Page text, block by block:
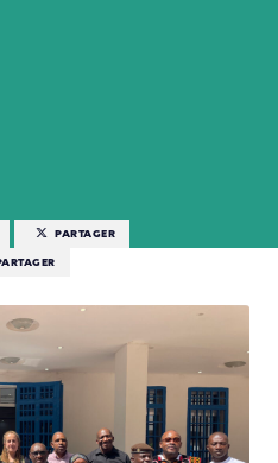
PARTAGER